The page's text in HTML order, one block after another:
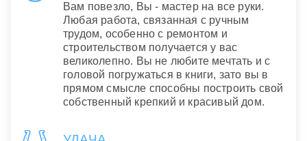
Вам повезло, Вы - мастер на все руки.
Любая работа, связанная с ручным
трудом, особенно с ремонтом и
строительством получается у вас
великолепно. Вы не любите мечтать и с
головой погружаться в книги, зато вы в
прямом смысле способны построить свой
собственный крепкий и красивый дом.